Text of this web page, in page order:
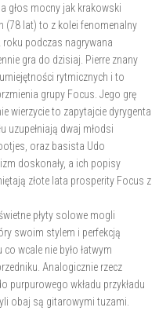
głos mocny jak krakowski
(78 lat) to z kolei fenomenalny
roku podczas nagrywana
gra do dzisiaj. Pierre znany
rytmicznych i to
grupy Focus. Jego grę
wierzycie to zapytajcie dyrygenta
uzupełniają dwaj młodsi
oraz basista Udo
doskonały, a ich popisy
złote lata prosperity Focus z
płyty solowe mogli
swoim stylem i perfekcją
wcale nie było łatwym
Analogicznie rzecz
purpurowego wkładu przykładu
obaj są gitarowymi tuzami.